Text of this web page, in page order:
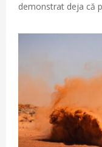
demonstrat deja că